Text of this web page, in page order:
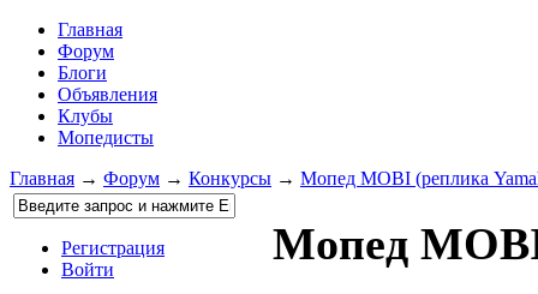
Главная
Форум
Блоги
Объявления
Клубы
Мопедисты
Главная → Форум → Конкурсы → Мопед MOBI (реплика
Регистрация
Войти
Мопед